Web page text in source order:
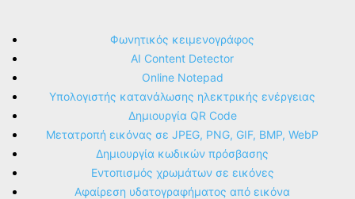
Φωνητικός κειμενογράφος
AI Content Detector
Online Notepad
Υπολογιστής κατανάλωσης ηλεκτρικής ενέργειας
Δημιουργία QR Code
Μετατροπή εικόνας σε JPEG, PNG, GIF, BMP, WebP
Δημιουργία κωδικών πρόσβασης
Εντοπισμός χρωμάτων σε εικόνες
Αφαίρεση υδατογραφήματος από εικόνα